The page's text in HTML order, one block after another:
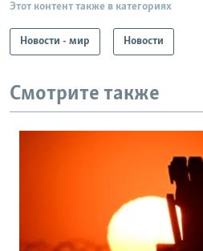
Этот контент также в категориях
Новости - мир Новости
Смотрите также